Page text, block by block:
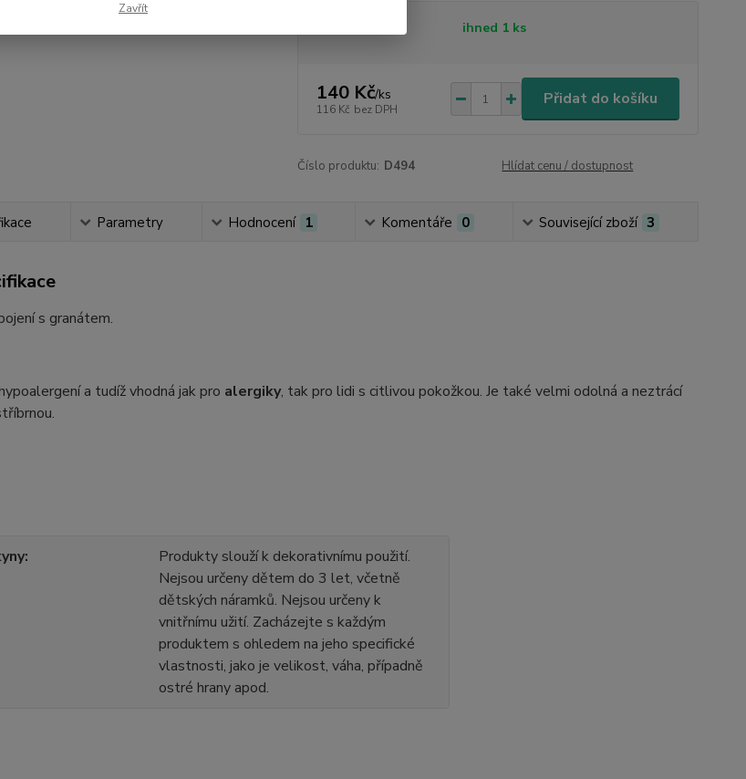
ihned 1 ks
140 Kč/ks
116 Kč bez DPH
Přidat do košíku
Číslo produktu: D494 Hlídat cenu / dostupnost
Parametry Hodnocení 1 Komentáře 0 Související zboží 3
s granátem.
a tudíž vhodná jak pro alergiky, tak pro lidi s citlivou pokožkou. Je také velmi odolná a neztrácí
Produkty slouží k dekorativnímu použití.
Nejsou určeny dětem do 3 let, včetně
dětských náramků. Nejsou určeny k
vnitřnímu užití. Zacházejte s každým
produktem s ohledem na jeho specifické
vlastnosti, jako je velikost, váha, případně
ostré hrany apod.
Zavřít